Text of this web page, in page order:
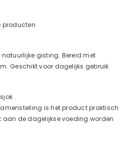
producten
gisting. Bereid met
Geschikt voor dagelijks gebruik
is het product praktisch
aan de dagelijkse voeding worden